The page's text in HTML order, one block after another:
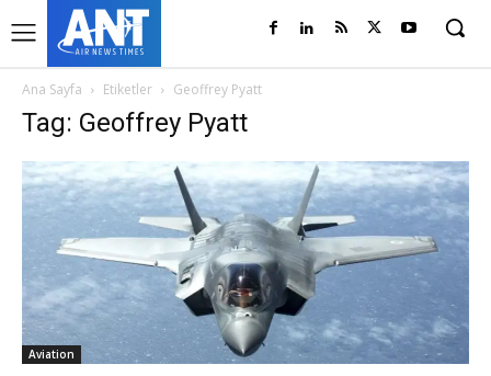
Ana Sayfa Etiketler Geoffrey Pyatt
Tag: Geoffrey Pyatt
Aviation